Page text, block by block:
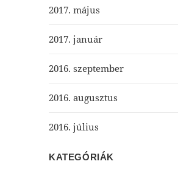
2017. május
2017. január
2016. szeptember
2016. augusztus
2016. július
KATEGÓRIÁK